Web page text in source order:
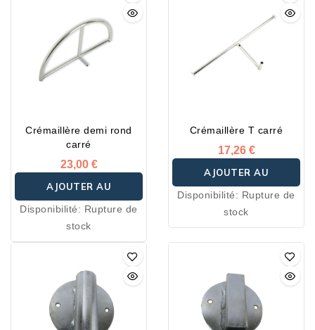
Crémaillère demi rond
carré
23,00 €
AJOUTER AU
PANIER
Disponibilité: Rupture de
stock
Crémaillère T carré
17,26 €
AJOUTER AU
PANIER
Disponibilité: Rupture de
stock